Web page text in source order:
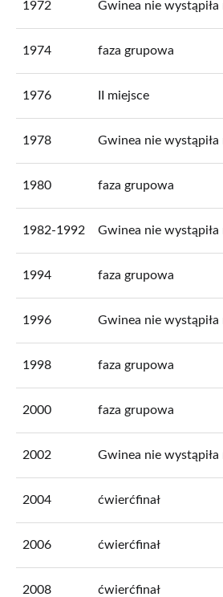
1972 Gwinea nie wystąpiła
1974 faza grupowa
1976 II miejsce
1978 Gwinea nie wystąpiła
1980 faza grupowa
1982-1992 Gwinea nie wystąpiła
1994 faza grupowa
1996 Gwinea nie wystąpiła
1998 faza grupowa
2000 faza grupowa
2002 Gwinea nie wystąpiła
2004 ćwierćfinał
2006 ćwierćfinał
2008 ćwierćfinał